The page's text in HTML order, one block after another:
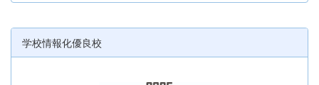
学校情報化優良校